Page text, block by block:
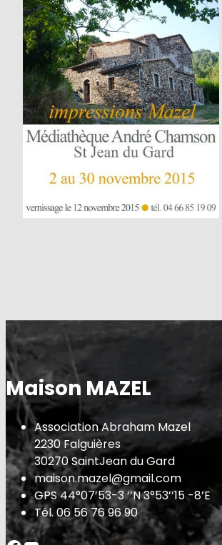
Maison MAZEL
Association Abraham Mazel
2230 Falguières
30270 SaintJean du Gard
maison.mazel@gmail.com
GPS 44°07’53-3 ‘’N 3°53’’15 -8’E
Tél. 06 56 76 96 90